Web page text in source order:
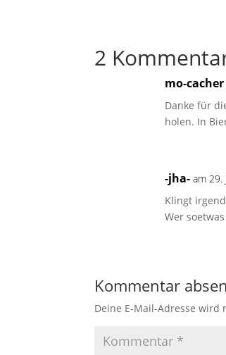
2
mo-cacher
Danke für
holen. In
-jha- am 29.
Klingt
Wer
Kommentar
Deine E-Mail-Adresse